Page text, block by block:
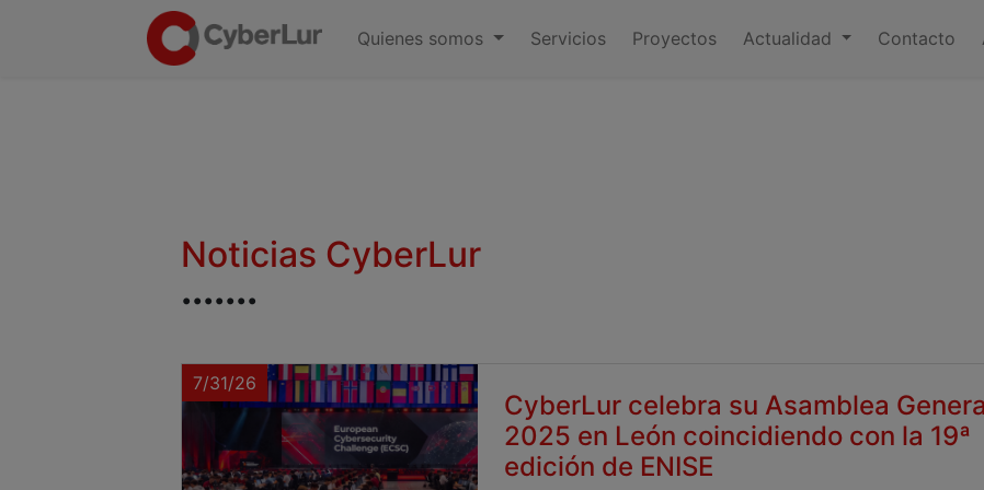
Quienes somos Servicios Proyectos Actualidad Contacto
Noticias CyberLur
.......
7/31/26
CyberLur celebra su Asamblea
2025 en León coincidiendo con la 19ª
edición de ENISE